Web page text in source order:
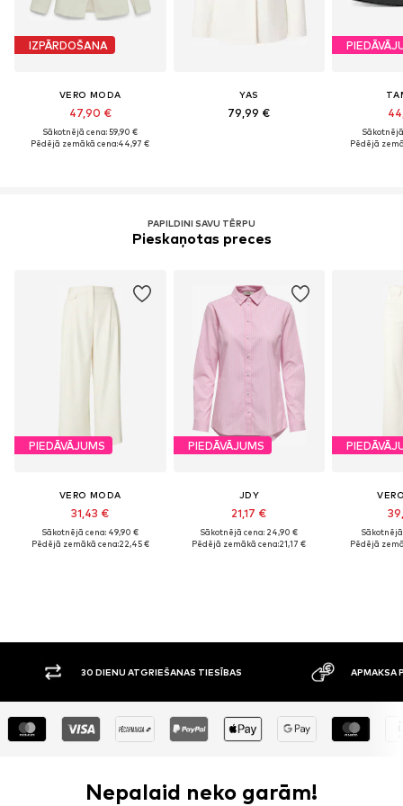
IZPĀRDOŠANA
VERO MODA
47,90 €
Sākotnējā cena: 59,90 €
Pēdējā zemākā cena:44,97 €
YAS
79,99 €
Sākotnējā
Pēdējā
PAPILDINI SAVU TĒRPU
Pieskaņotas preces
PIEDĀVĀJUMS
VERO MODA
31,43 €
Sākotnējā cena: 49,90 €
Pēdējā zemākā cena:22,45 €
PIEDĀVĀJUMS
JDY
21,17 €
Sākotnējā cena: 24,90 €
Pēdējā zemākā cena:21,17 €
Sākotnējā
Pēdējā
30 DIENU ATGRIEŠANAS TIESĪBAS APMAKSA
Nepalaid neko garām!